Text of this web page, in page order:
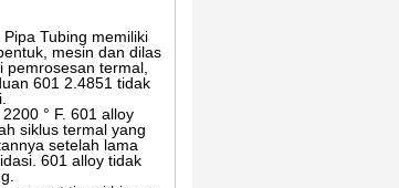
Tubing memiliki
mesin dan dilas
termal,
601 2.4851 tidak
° F. 601 alloy
siklus termal yang
setelah lama
601 alloy tidak